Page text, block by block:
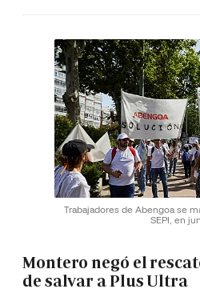
Trabajadores de Abengoa se
SEPI, en
Montero negó el
de salvar a Plus Ultra